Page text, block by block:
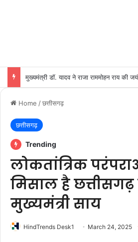
मुख्यमंत्री डॉ. यादव ने राजा राममोहन राय की
Home /छत्तीसगढ़
छत्तीसगढ़
Trending
लोकतांत्रिक
मिसाल है छत्तीसगढ़
मुख्यमंत्री साय
HindTrends Desk1 March 24, 2025